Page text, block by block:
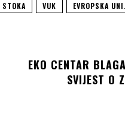
STOKA VUK EVROPSKA
EKO CENTAR
SVIJEST O